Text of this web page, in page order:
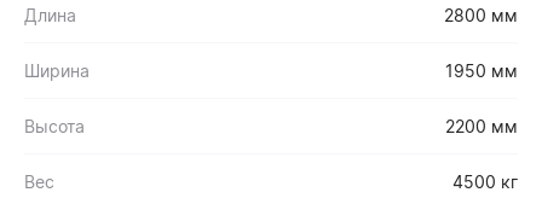
Длина 2800 мм
Ширина 1950 мм
Высота 2200 мм
Вес 4500 кг